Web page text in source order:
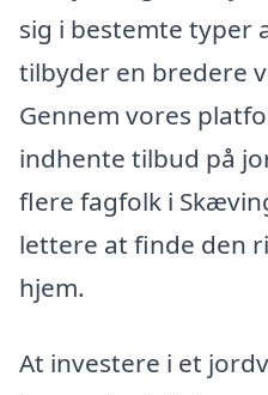
sig i bestemte typer
tilbyder en bredere
Gennem vores
indhente tilbud på
flere fagfolk i
lettere at finde den
hjem.
At investere i et